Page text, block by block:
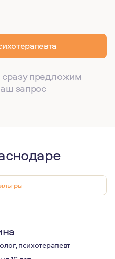
сразу предложим
запрос
психотерапевт